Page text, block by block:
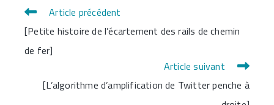
Read
more
articles
Article précédent
[Petite histoire de l’écartement des rails de chemin
de fer]
Article suivant
[L’algorithme d’amplification de Twitter penche à